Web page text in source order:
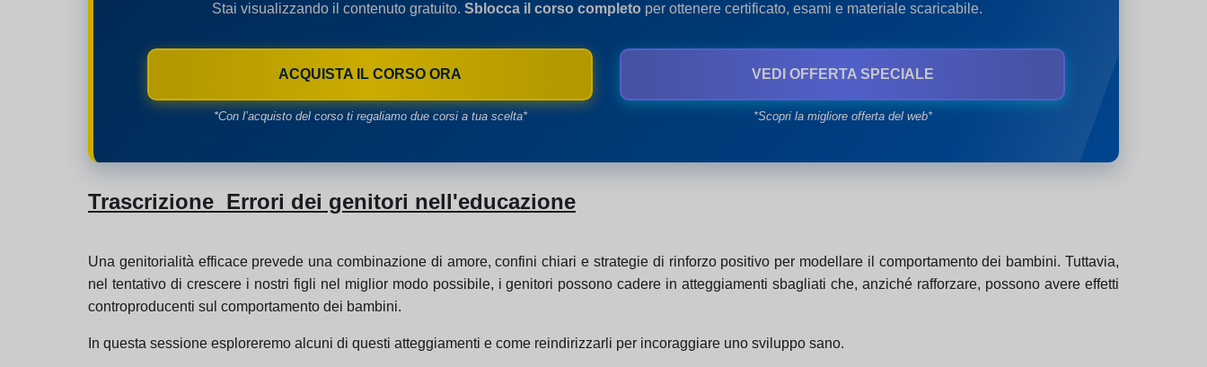
Stai visualizzando il contenuto gratuito. Sblocca il corso completo per ottenere certificato, esami e materiale scaricabile.
ACQUISTA IL CORSO ORA
*Con l’acquisto del corso ti regaliamo due corsi a tua scelta*
VEDI OFFERTA SPECIALE
*Scopri la migliore offerta del web*
Trascrizione Errori dei genitori nell'educazione
Una genitorialità efficace prevede una combinazione di amore, confini chiari e strategie di rinforzo positivo per modellare il comportamento dei bambini. Tuttavia,
nel tentativo di crescere i nostri figli nel miglior modo possibile, i genitori possono cadere in atteggiamenti sbagliati che, anziché rafforzare, possono avere effetti
controproducenti sul comportamento dei bambini.
In questa sessione esploreremo alcuni di questi atteggiamenti e come reindirizzarli per incoraggiare uno sviluppo sano.